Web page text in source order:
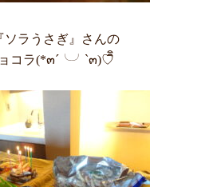
ソラうさぎ』さんの
ョコラ(*๓´╰╯`๓)♡ิิ